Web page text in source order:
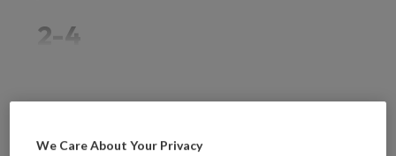
2-4
We Care About Your Privacy